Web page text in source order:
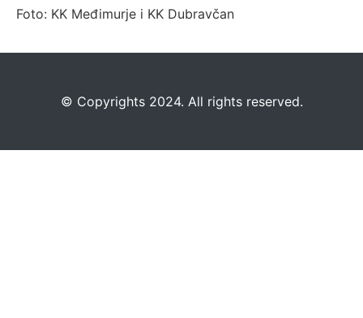
Foto: KK Međimurje i KK Dubravčan
©️ Copyrights 2024. All rights reserved.